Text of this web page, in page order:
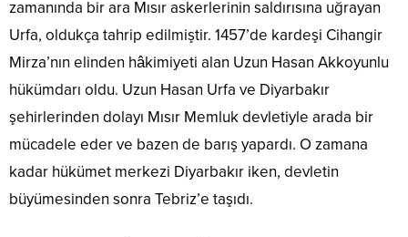
zamanında bir ara Mısır askerlerinin saldırısına uğrayan
Urfa, oldukça tahrip edilmiştir. 1457’de kardeşi Cihangir
Mirza’nın elinden hâkimiyeti alan Uzun Hasan Akkoyunlu
hükümdarı oldu. Uzun Hasan Urfa ve Diyarbakır
şehirlerinden dolayı Mısır Memluk devletiyle arada bir
mücadele eder ve bazen de barış yapardı. O zamana
kadar hükümet merkezi Diyarbakır iken, devletin
büyümesinden sonra Tebriz’e taşıdı.